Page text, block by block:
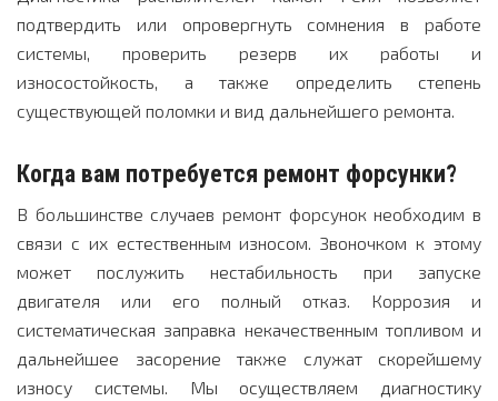
подтвердить или опровергнуть сомнения в работе
системы, проверить резерв их работы и
износостойкость, а также определить степень
существующей поломки и вид дальнейшего ремонта.
Когда вам потребуется ремонт форсунки?
В большинстве случаев ремонт форсунок необходим в
связи с их естественным износом. Звоночком к этому
может послужить нестабильность при запуске
двигателя или его полный отказ. Коррозия и
систематическая заправка некачественным топливом и
дальнейшее засорение также служат скорейшему
износу системы. Мы осуществляем диагностику